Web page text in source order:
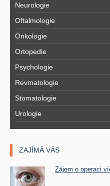
Neurologie
Oftalmologie
Onkologie
Ortopedie
Psychologie
Revmatologie
Stomatologie
Urologie
ZAJÍMÁ VÁS
Zájem o operaci